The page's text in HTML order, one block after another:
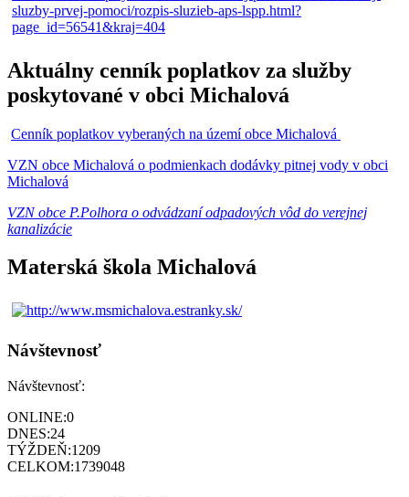
Aktuálny cenník poplatkov za služby
poskytované v obci Michalová
Cenník poplatkov vyberaných na území obce Michalová
VZN obce Michalová o podmienkach dodávky pitnej vody v obci
Michalová
VZN obce P.Polhora o odvádzaní odpadových vôd do verejnej
kanalizácie
Materská škola Michalová
Návštevnosť
Návštevnosť:
ONLINE:0
DNES:24
TÝŽDEŇ:1209
CELKOM:1739048